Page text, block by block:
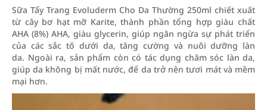
Sữa Tẩy Trang Evoluderm Cho Da Thường 250ml chiết xuất
từ cây bơ hạt mỡ Karite, thành phần tổng hợp giàu chất
AHA (8%) AHA, giàu glycerin, giúp ngăn ngừa sự phát triển
của các sắc tố dưới da, tăng cường và nuôi dưỡng làn
da. Ngoài ra, sản phẩm còn có tác dụng chăm sóc làn da,
giúp da không bị mất nước, để da trở nên tươi mát và mềm
mại hơn.